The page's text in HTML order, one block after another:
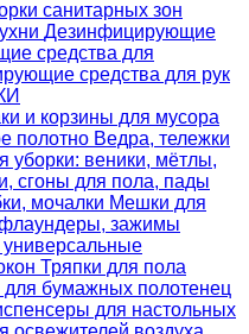
санитарных зон
Дезинфицирующие
средства для
средства для рук
и корзины для мусора
полотно Ведра, тележки
уборки: веники, мётлы,
сгоны для пола, пады
мочалки Мешки для
зажимы
Тряпки для пола
бумажных полотенец
для настольных